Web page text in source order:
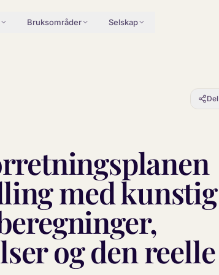
Bruksområder Selskap
Del
med kunstig
og den reelle